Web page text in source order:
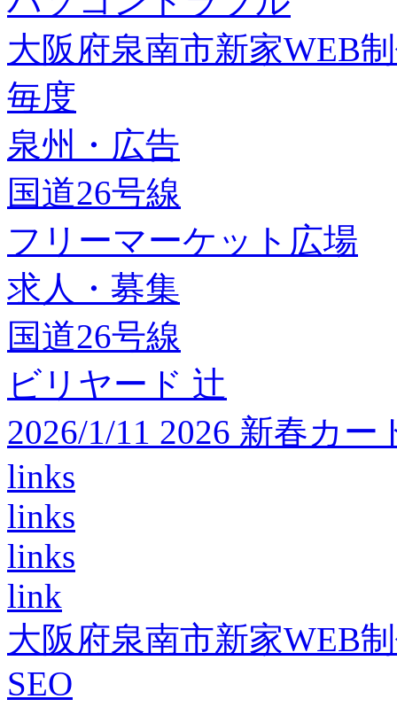
大阪府泉南市新家WEB
毎度
泉州・広告
国道26号線
フリーマーケット広場
求人・募集
国道26号線
ビリヤード 辻
2026/1/11 2026 新春カ
links
links
links
link
大阪府泉南市新家WEB
SEO